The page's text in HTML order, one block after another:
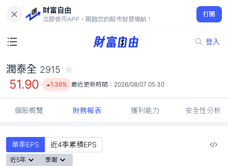
財富自由
立即使用APP，開啟您的股市智慧導航！
打開
登入
51.90
1.36%
潤泰全 2915
51.90 1.36% 最近更新時間： 2026/08/07 05:30
個股概覽 財務報表 獲利能力 安全性分析
單季EPS 近4季累積EPS
近5年 季報